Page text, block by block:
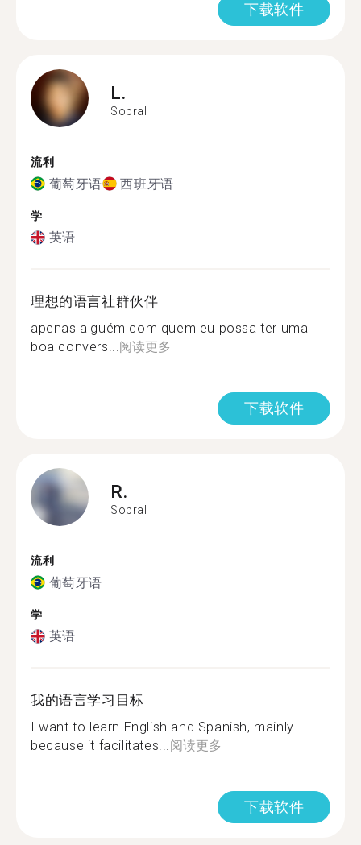
下载软件
L.
Sobral
流利
葡萄牙语 西班牙语
学
英语
理想的语言社群伙伴
apenas alguém com quem eu possa ter uma
boa convers...阅读更多
下载软件
R.
Sobral
流利
葡萄牙语
学
英语
我的语言学习目标
I want to learn English and Spanish, mainly
because it facilitates...阅读更多
下载软件